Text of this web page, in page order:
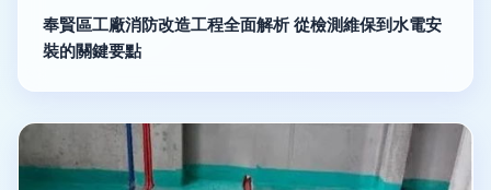
奉賢區工廠消防改造工程全面解析 從檢測維保到水電安
裝的關鍵要點